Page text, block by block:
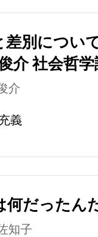
差別につい
介 社会哲
介
義
何だったん
知子